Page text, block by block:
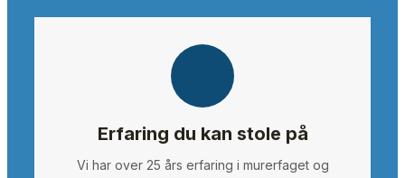
Erfaring du kan stole på
Vi har over 25 års erfaring i murerfaget og